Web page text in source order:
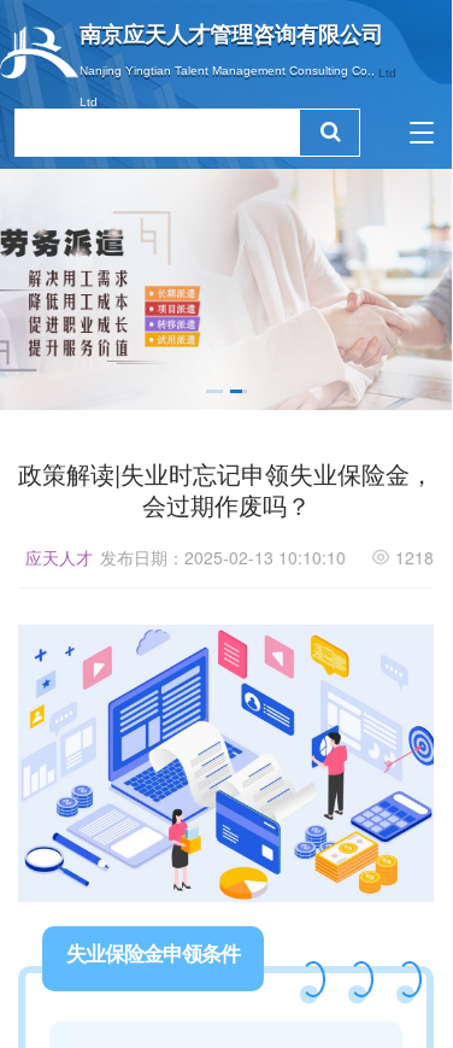
南京应天人才管理咨询有限公司
Nanjing Yingtian Talent Management Consulting Co., Ltd
T
e
n
a
v
i
g
a
n
南京应天人才管理咨询有限公司
Nanjing Yingtian Talent Management Consulting Co.,
Ltd
政策解读|失业时忘记申领失业保险金，
会过期作废吗？
应天人才 发布日期：2025-02-13 10:10:10 1218
失业保险金申领条件